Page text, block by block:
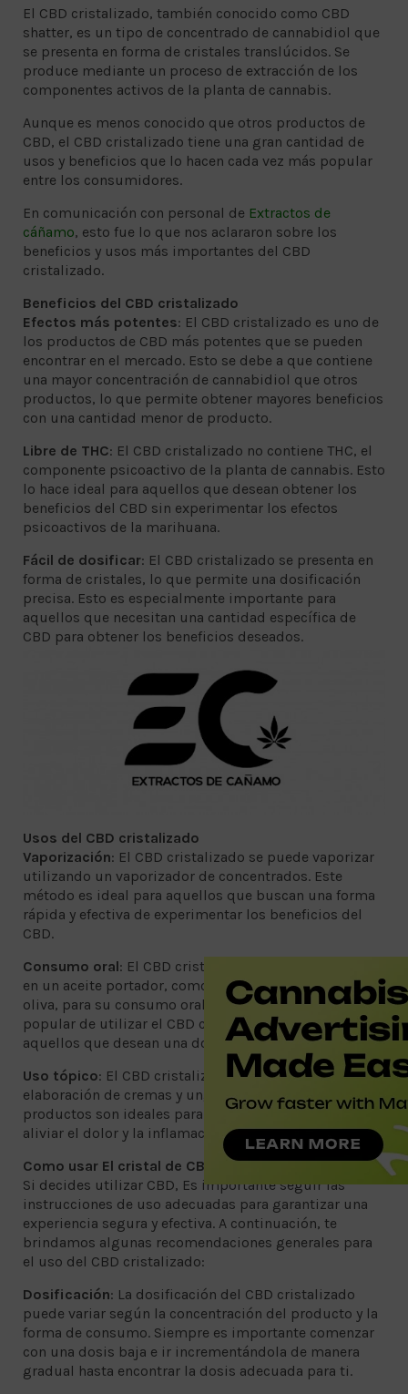
El CBD cristalizado, también conocido como CBD
shatter, es un tipo de concentrado de cannabidiol que
se presenta en forma de cristales translúcidos. Se
produce mediante un proceso de extracción de los
componentes activos de la planta de cannabis.
Aunque es menos conocido que otros productos de
CBD, el CBD cristalizado tiene una gran cantidad de
usos y beneficios que lo hacen cada vez más popular
entre los consumidores.
En comunicación con personal de Extractos de
cáñamo, esto fue lo que nos aclararon sobre los
beneficios y usos más importantes del CBD
cristalizado.
Beneficios del CBD cristalizado
Efectos más potentes: El CBD cristalizado es uno de
los productos de CBD más potentes que se pueden
encontrar en el mercado. Esto se debe a que contiene
una mayor concentración de cannabidiol que otros
productos, lo que permite obtener mayores beneficios
con una cantidad menor de producto.
Libre de THC: El CBD cristalizado no contiene THC, el
componente psicoactivo de la planta de cannabis. Esto
lo hace ideal para aquellos que desean obtener los
beneficios del CBD sin experimentar los efectos
psicoactivos de la marihuana.
Fácil de dosificar: El CBD cristalizado se presenta en
forma de cristales, lo que permite una dosificación
precisa. Esto es especialmente importante para
aquellos que necesitan una cantidad específica de
CBD para obtener los beneficios deseados.
Usos del CBD cristalizado
Vaporización: El CBD cristalizado se puede vaporizar
utilizando un vaporizador de concentrados. Este
método es ideal para aquellos que buscan una forma
rápida y efectiva de experimentar los beneficios del
CBD.
Consumo oral: El CBD cristalizado se puede disolver
en un aceite portador, como el aceite de coco o de
oliva, para su consumo oral. Esta es una forma
popular de utilizar el CBD cristalizado y es ideal para
aquellos que desean una dosificación precisa.
Uso tópico: El CBD cristalizado se puede utilizar en la
elaboración de cremas y ungüentos tópicos. Estos
productos son ideales para aquellos que buscan
aliviar el dolor y la inflamación localizada.
Como usar El cristal de CBD
Si decides utilizar CBD, Es importante seguir las
instrucciones de uso adecuadas para garantizar una
experiencia segura y efectiva. A continuación, te
brindamos algunas recomendaciones generales para
el uso del CBD cristalizado:
Dosificación: La dosificación del CBD cristalizado
puede variar según la concentración del producto y la
forma de consumo. Siempre es importante comenzar
con una dosis baja e ir incrementándola de manera
gradual hasta encontrar la dosis adecuada para ti.